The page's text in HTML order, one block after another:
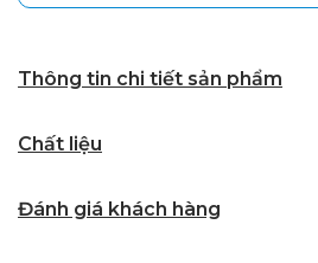
Thông tin chi tiết sản phẩm
Chất liệu
Đánh giá khách hàng